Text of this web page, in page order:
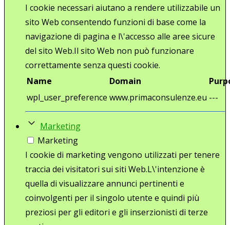
I cookie necessari aiutano a rendere utilizzabile un
sito Web consentendo funzioni di base come la
navigazione di pagina e l\'accesso alle aree sicure
del sito Web.Il sito Web non può funzionare
correttamente senza questi cookie.
Name
Domain
wpl_user_preference www.primaconsulenze.eu ---
Marketing
Marketing
I cookie di marketing vengono utilizzati per tenere
traccia dei visitatori sui siti Web.L\'intenzione è
quella di visualizzare annunci pertinenti e
coinvolgenti per il singolo utente e quindi più
preziosi per gli editori e gli inserzionisti di terze